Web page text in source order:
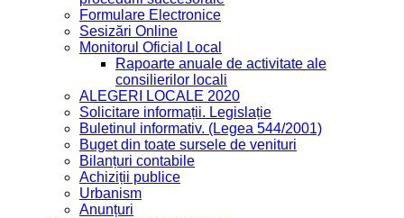
Formulare Electronice
Sesizări Online
Monitorul Oficial Local
Rapoarte anuale de activitate ale
consilierilor locali
ALEGERI LOCALE 2020
Solicitare informații. Legislație
Buletinul informativ. (Legea 544/2001)
Buget din toate sursele de venituri
Bilanțuri contabile
Achiziții publice
Urbanism
Anunțuri